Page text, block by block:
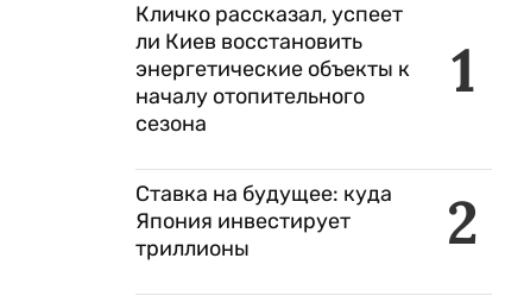
1
Кличко рассказал, успеет
ли Киев восстановить
энергетические объекты к
началу отопительного
сезона
2
Ставка на будущее: куда
Япония инвестирует
триллионы